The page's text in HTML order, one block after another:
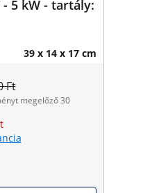
5 kW - tartály:
39 x 14 x 17 cm
Ft
megelőző 30